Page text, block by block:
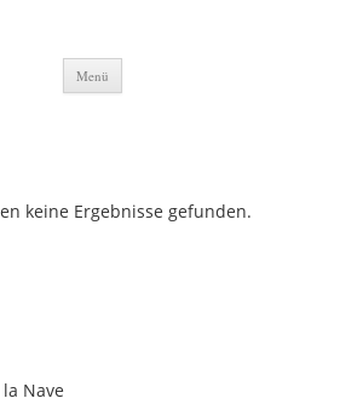
Menü Zum Inhalt springen
keine Ergebnisse gefunden.
Nave